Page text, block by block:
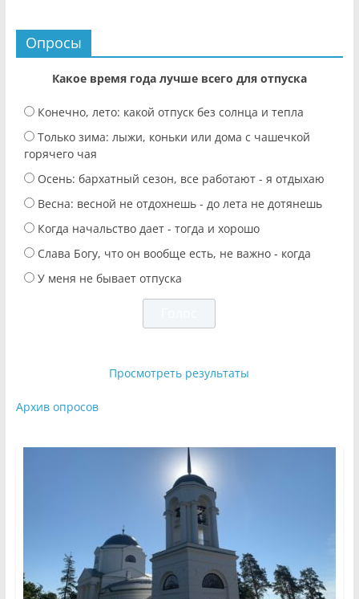
Опросы
Какое время года лучше всего для отпуска
Конечно, лето: какой отпуск без солнца и тепла
Только зима: лыжи, коньки или дома с чашечкой
горячего чая
Осень: бархатный сезон, все работают - я отдыхаю
Весна: весной не отдохнешь - до лета не дотянешь
Когда начальство дает - тогда и хорошо
Слава Богу, что он вообще есть, не важно - когда
У меня не бывает отпуска
Просмотреть результаты
Архив опросов